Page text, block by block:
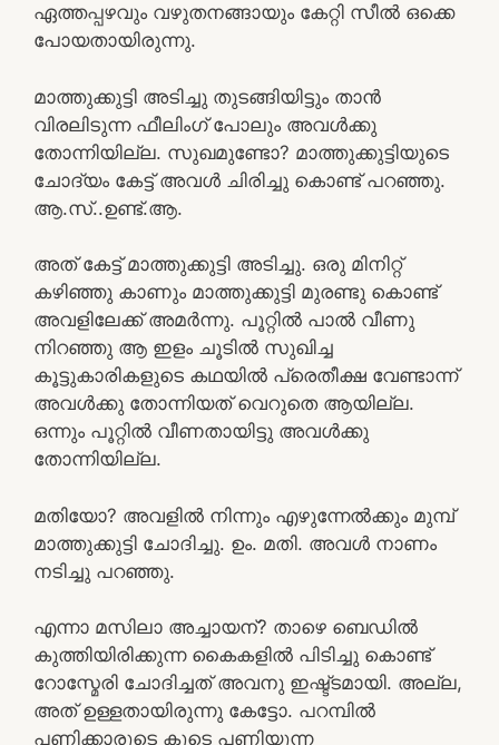
ഏത്തപ്പഴവും വഴുതനങ്ങായും കേറ്റി സീൽ ഒക്കെ
പോയതായിരുന്നു.
മാത്തുക്കുട്ടി അടിച്ചു തുടങ്ങിയിട്ടും താൻ
വിരലിടുന്ന ഫീലിംഗ് പോലും അവൾക്കു
തോന്നിയില്ല. സുഖമുണ്ടോ? മാത്തുക്കുട്ടിയുടെ
ചോദ്യം കേട്ട് അവൾ ചിരിച്ചു കൊണ്ട് പറഞ്ഞു.
ആ.സ്..ഉണ്ട്.ആ.
അത് കേട്ട് മാത്തുക്കുട്ടി അടിച്ചു. ഒരു മിനിറ്റ്
കഴിഞ്ഞു കാണും മാത്തുക്കുട്ടി മുരണ്ടു കൊണ്ട്
അവളിലേക്ക്‌ അമർന്നു. പൂറ്റിൽ പാൽ വീണു
നിറഞ്ഞു ആ ഇളം ചൂടിൽ സുഖിച്ച
കൂട്ടുകാരികളുടെ കഥയിൽ പ്രെതീക്ഷ വേണ്ടാന്ന്
അവൾക്കു തോന്നിയത് വെറുതെ ആയില്ല.
ഒന്നും പൂറ്റിൽ വീണതായിട്ടു അവൾക്കു
തോന്നിയില്ല.
മതിയോ? അവളിൽ നിന്നും എഴുന്നേൽക്കും മുമ്പ്
മാത്തുക്കുട്ടി ചോദിച്ചു. ഉം. മതി. അവൾ നാണം
നടിച്ചു പറഞ്ഞു.
എന്നാ മസിലാ അച്ചായന്? താഴെ ബെഡിൽ
കുത്തിയിരിക്കുന്ന കൈകളിൽ പിടിച്ചു കൊണ്ട്
റോസ്മേരി ചോദിച്ചത് അവനു ഇഷ്ട്ടമായി. അല്ല,
അത് ഉള്ളതായിരുന്നു കേട്ടോ. പറമ്പിൽ
പണിക്കാരുടെ കൂടെ പണിയുന്ന